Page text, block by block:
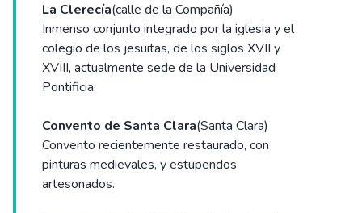
La Clerecía(calle de la Compañía)
Inmenso conjunto integrado por la iglesia y el
colegio de los jesuitas, de los siglos XVII y
XVIII, actualmente sede de la Universidad
Pontificia.
Convento de Santa Clara(Santa Clara)
Convento recientemente restaurado, con
pinturas medievales, y estupendos
artesonados.